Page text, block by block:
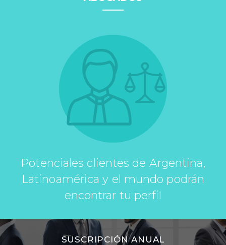
Potenciales clientes de Argentina,
Latinoamérica y el mundo podrán
encontrar tu perfil
SUSCRIPCIÓN ANUAL